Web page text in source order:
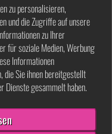
zu personalisieren,
und die Zugriffe auf unsere
zu Ihrer
für soziale Medien, Werbung
Informationen
die Sie ihnen bereitgestellt
Dienste gesammelt haben.